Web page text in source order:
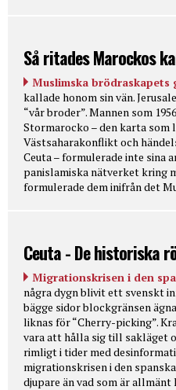
Så ritades Marockos
Muslimska brödraskapets
kallade honom sin vän.
“vår broder”. Mannen som
Stormarocko – den karta
Västsaharakonflikt och
Ceuta – formulerade inte sina
panislamiska nätverket kring
formulerade dem inifrån det
Ceuta - De historiska
Migrationskrisen i den
några dygn blivit ett svenskt
bägge sidor blockgränsen
liknas för “Cherry-picking”.
vara att hålla sig till sakläget
rimligt i tider med
migrationskrisen i den
djupare än vad som är allmänt